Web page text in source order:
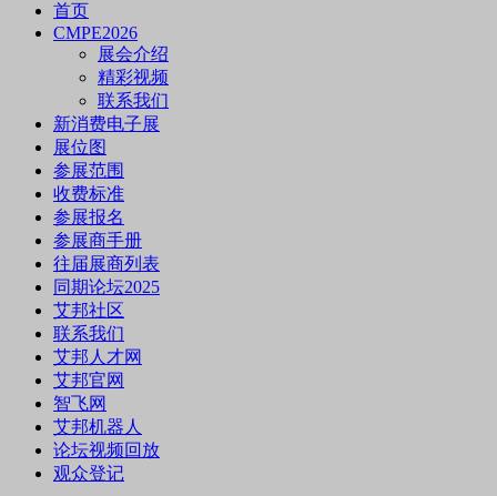
首页
CMPE2026
展会介绍
精彩视频
联系我们
新消费电子展
展位图
参展范围
收费标准
参展报名
参展商手册
往届展商列表
同期论坛2025
艾邦社区
联系我们
艾邦人才网
艾邦官网
智飞网
艾邦机器人
论坛视频回放
观众登记